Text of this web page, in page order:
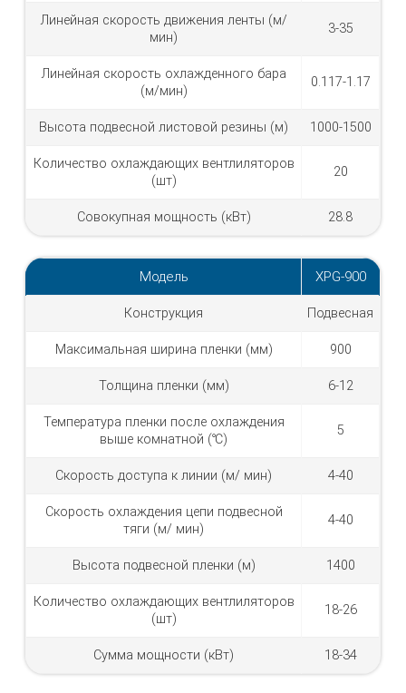
Линейная скорость движения ленты (м/
мин)
3-35
Линейная скорость охлажденного бара
(м/мин)
0.117-1.17
Высота подвесной листовой резины (м) 1000-1500
Количество охлаждающих вентлиляторов
(шт)
20
Совокупная мощность (кВт) 28.8
Модель XPG-900
Конструкция Подвесная
Максимальная ширина пленки (мм) 900
Толщина пленки (мм) 6-12
Температура пленки после охлаждения
выше комнатной (℃)
5
Скорость доступа к линии (м/ мин) 4-40
Скорость охлаждения цепи подвесной
тяги (м/ мин)
4-40
Высота подвесной пленки (м) 1400
Количество охлаждающих вентлиляторов
(шт)
18-26
Сумма мощности (кВт) 18-34